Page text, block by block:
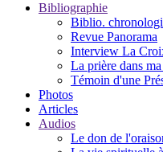
Bibliographie
Biblio.
Revue Panorama
Interview La
La prière dans
Témoin d'une
Photos
Articles
Audios
Le don de